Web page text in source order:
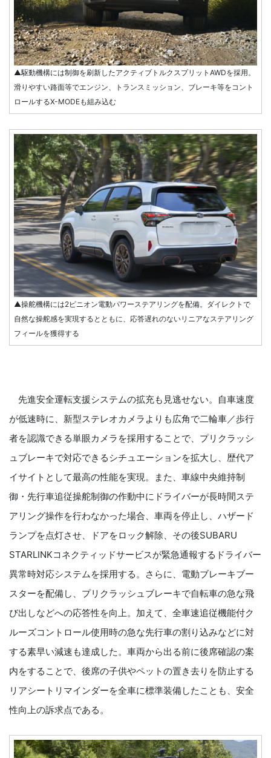
▲駆動機構には制御を刷新したアクティブトルクスプリットAWDを採用。
滑りやすい路面等でエンジン、トランスミッション、ブレーキ等をコント
ロールするX-MODEも組み込む
▲操舵機構には2ピニオン電動パワーステアリングを配備。ダイレクトで
自然な操舵感を実現するとともに、応答遅れのないリニアなステアリング
フィールを獲得する
先進安全運転支援システムの拡充も見逃せない。自車速度
が低速時に、新型ステレオカメラよりも広角で二輪車／歩行
者を認識できる単眼カメラを採用することで、プリクラッシ
ュブレーキで対応できるシチュエーションを拡大し、歴代ア
イサイトとして最高の性能を実現。また、車線中央維持制
御・先行車追従操舵制御の作動中にドライバーが長時間ステ
アリング操作を行わなかった場合、車両を停止し、ハザード
ランプを点灯させ、ドアをロック解除、その後SUBARU
STARLINKコネクティッドサービスが緊急通報するドライバー
異常時対応システムを採用する。さらに、電動ブレーキブー
スターを配備し、プリクラッシュブレーキで自転車の急な飛
び出しなどへの応答性を向上。加えて、全車速追従機能付ク
ルーズコントロール使用時の急な先行車の割り込みなどに対
する素早い減速も達成した。車両から出る前に後席確認の案
内をすることで、後席の子供やペットの置き去りを防止する
リアシートリマインダーを全車に標準装備したことも、安全
性向上の訴求点である。